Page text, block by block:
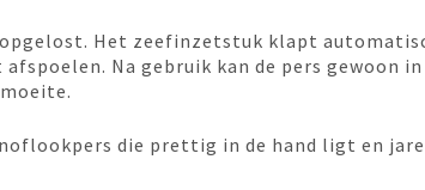
Het zeefinzetstuk klapt
Na gebruik kan de pers gewoon in
die prettig in de hand ligt en